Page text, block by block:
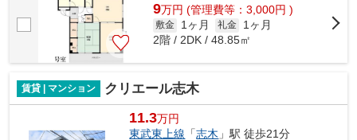
9万円 (管理費等：3,000円 )
敷金 1ヶ月 礼金
1ヶ月
2階 / 2DK / 48.85㎡
賃貸 | マンション クリエール志木
11.3万円
東武東上線 「志木 」駅 徒歩21分